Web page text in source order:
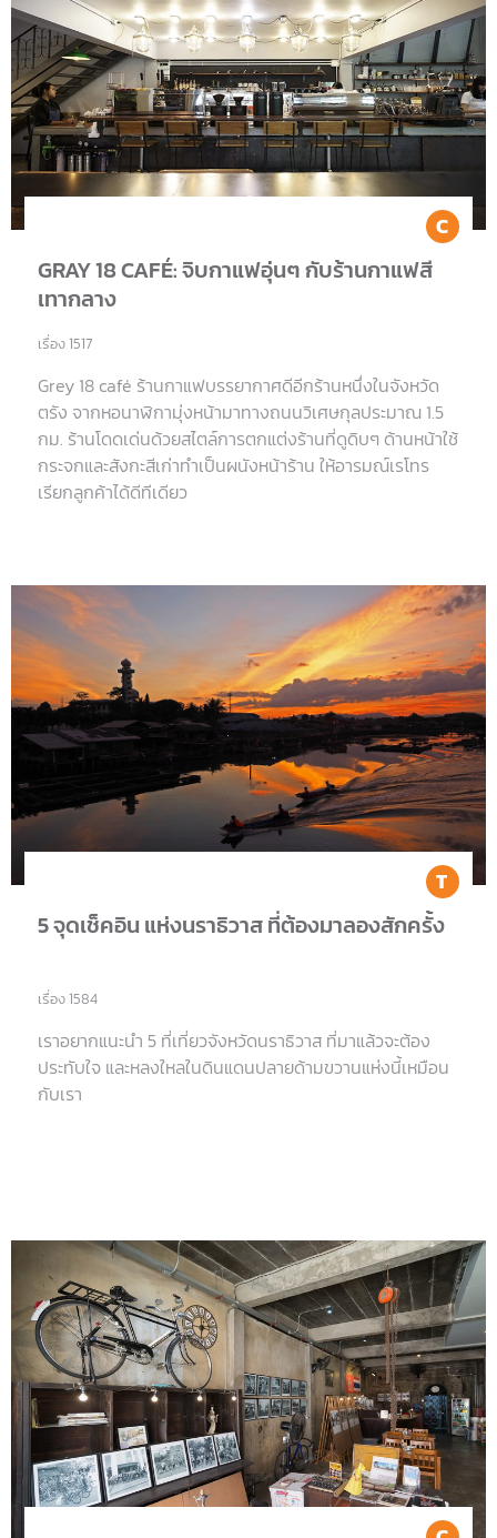
GRAY 18 CAFÉ: จิบกาแฟอุ่นๆ กับร้านกาแฟสี
เทากลาง
เรื่อง 1517
Grey 18 café ร้านกาแฟบรรยากาศดีอีกร้านหนึ่งในจังหวัด
ตรัง จากหอนาฬิกามุ่งหน้ามาทางถนนวิเศษกุลประมาณ 1.5
กม. ร้านโดดเด่นด้วยสไตล์การตกแต่งร้านที่ดูดิบๆ ด้านหน้าใช้
กระจกและสังกะสีเก่าทำเป็นผนังหน้าร้าน ให้อารมณ์เรโทร
เรียกลูกค้าได้ดีทีเดียว
5 จุดเช็คอิน แห่งนราธิวาส ที่ต้องมาลองสักครั้ง
เรื่อง 1584
เราอยากแนะนำ 5 ที่เที่ยวจังหวัดนราธิวาส ที่มาแล้วจะต้อง
ประทับใจ และหลงใหลในดินแดนปลายด้ามขวานแห่งนี้เหมือน
กับเรา